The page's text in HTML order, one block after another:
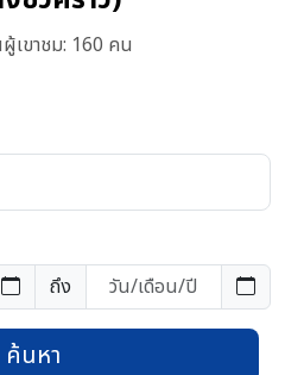
เขาชม: 160 คน
ถึง
ค้นหา